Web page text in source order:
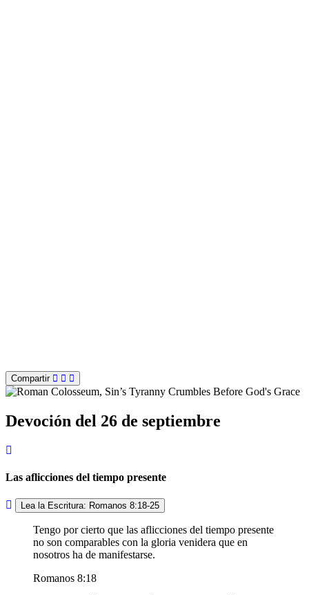
Compartir
Devoción del 26 de septiembre
Las aflicciones del tiempo presente
Lea la Escritura: Romanos 8:18-25
Tengo por cierto que las aflicciones del tiempo presente
no son comparables con la gloria venidera que en
nosotros ha de manifestarse.
Romanos 8:18